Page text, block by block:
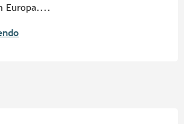
Europa....